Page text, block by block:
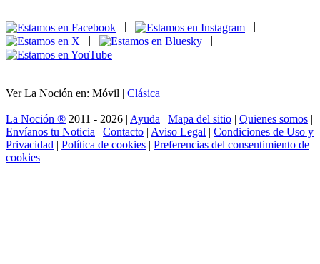
|
|
Ver La Noción en: Móvil | Clásica
La Noción ® 2011 - 2026 | Ayuda | Mapa del sitio | Quienes somos |
Envíanos tu Noticia | Contacto | Aviso Legal | Condiciones de Uso y
Privacidad | Política de cookies | Preferencias del consentimiento de
cookies